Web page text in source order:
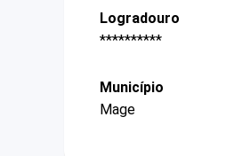
Logradouro
**********
Município
Mage